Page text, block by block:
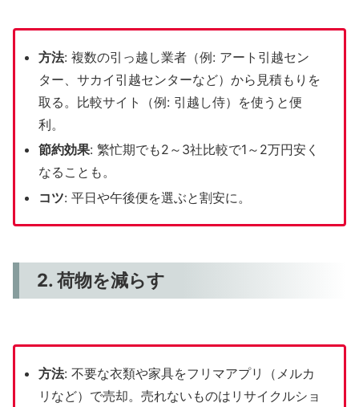
方法: 複数の引っ越し業者（例: アート引越セン
ター、サカイ引越センターなど）から見積もりを
取る。比較サイト（例: 引越し侍）を使うと便
利。
節約効果: 繁忙期でも2～3社比較で1～2万円安く
なることも。
コツ: 平日や午後便を選ぶと割安に。
2. 荷物を減らす
方法: 不要な衣類や家具をフリマアプリ（メルカ
リなど）で売却。売れないものはリサイクルショ